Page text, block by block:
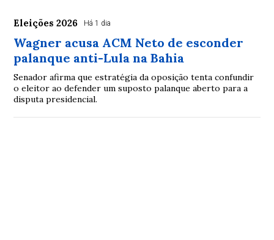
Eleições 2026 Há 1 dia
Wagner acusa ACM Neto de esconder
palanque anti-Lula na Bahia
Senador afirma que estratégia da oposição tenta confundir
o eleitor ao defender um suposto palanque aberto para a
disputa presidencial.